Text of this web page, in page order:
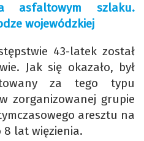
asfaltowym szlaku.
wojewódzkiej
43-latek został
Jak się okazało, był
za tego typu
zorganizowanej grupie
aresztu na
8 lat więzienia.